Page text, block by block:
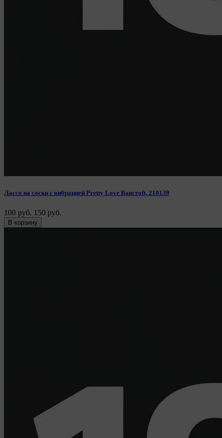
Лассо на соски с вибрацией Pretty Love Bancroft, 210139
100 руб. 150 руб.
В корзину